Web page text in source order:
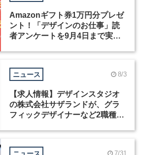
Amazonギフト券1万円分プレゼ
ント！「デザインのお仕事」読
者アンケートを9月4日まで実施
ニュース 8/3
【求人情報】デザインスタジオ
の株式会社サザランドが、グラ
フィックデザイナーなど2職種を
ニュース 7/31